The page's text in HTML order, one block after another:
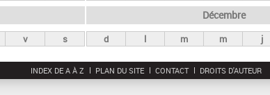
v s
Décembre
d l m m j
INDEX DE A À Z PLAN DU SITE CONTACT DROITS D'AUTEUR